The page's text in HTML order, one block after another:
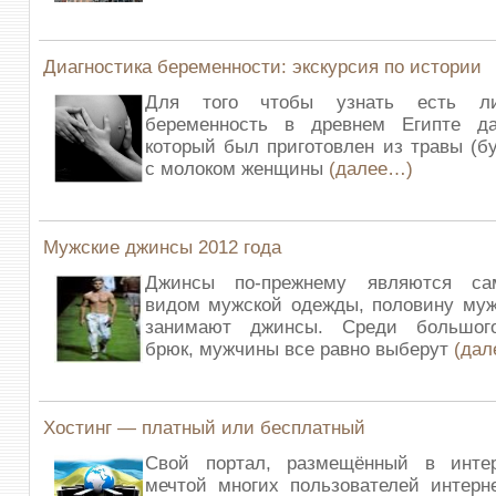
Диагностика беременности: экскурсия по истории
Для того чтобы узнать есть
беременность в древнем Египте
который был приготовлен из травы
с молоком женщины (далее…)
Мужские джинсы 2012 года
Джинсы по-прежнему являются
видом мужской одежды, половину
занимают джинсы. Среди
брюк, мужчины все равно выберут
Хостинг — платный или бесплатный
Свой портал, размещённый в
мечтой многих пользователей